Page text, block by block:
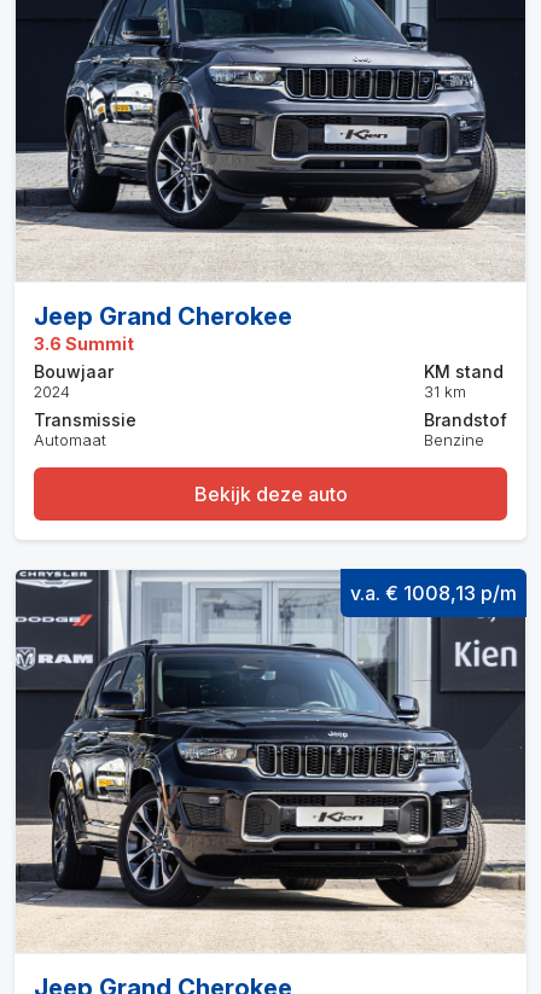
Jeep Grand Cherokee
3.6 Summit
Bouwjaar
2024
Transmissie
Automaat
KM stand
31 km
Brandstof
Benzine
Bekijk deze auto
v.a. € 1008,13 p/m
Jeep Grand Cherokee